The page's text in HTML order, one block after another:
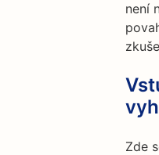
není
Zde